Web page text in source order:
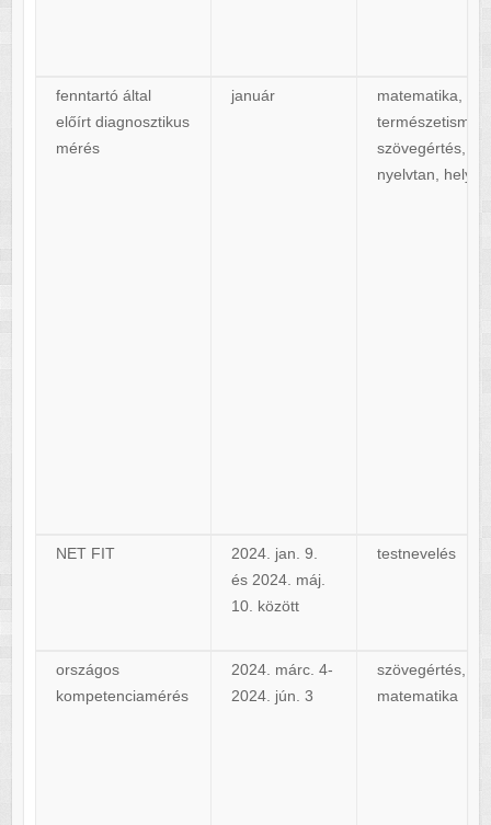
fenntartó által
előírt diagnosztikus
mérés
január
matematika,
szövegértés,
nyelvtan,
NET FIT
2024. jan. 9.
és 2024. máj.
10. között
testnevelés
országos
kompetenciamérés
2024. márc. 4-
2024. jún. 3
szövegértés,
matematika